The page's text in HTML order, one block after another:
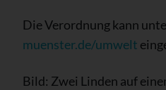
Die Verordnung kann
muenster.de/umwelt
Bild: Zwei Linden auf